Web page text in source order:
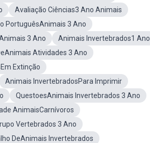
Avaliação Ciências3 Ano Animais
PortuguêsAnimais 3 Ano
3 Ano
Animais Invertebrados1 Ano
Atividades 3 Ano
Extinção
Animais InvertebradosPara Imprimir
QuestoesAnimais Invertebrados 3 Ano
AnimaisCarnívoros
Vertebrados 3 Ano
DeAnimais Invertebrados